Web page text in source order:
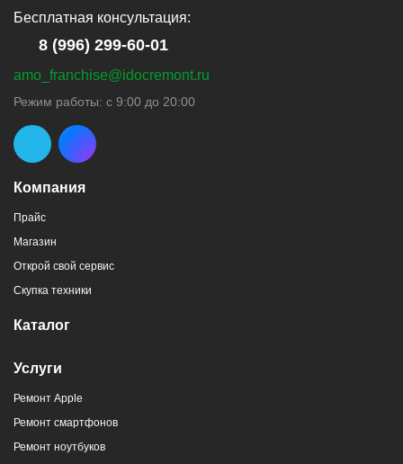
Компания
Прайс
Магазин
Открой свой сервис
Скупка техники
Каталог
Услуги
Ремонт Apple
Ремонт смартфонов
Ремонт ноутбуков
Бесплатная консультация:
8 (996) 299-60-01
amo_franchise@idocremont.ru
Режим работы: с 9:00 до 20:00